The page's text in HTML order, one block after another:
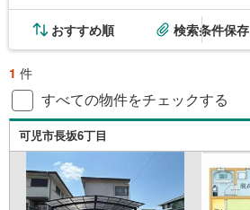
おすすめ順 検索条件保存
1 件
すべての物件をチェックする
可児市長坂6丁目